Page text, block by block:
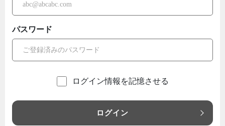
パスワード
ログイン情報を記憶させる
ログイン